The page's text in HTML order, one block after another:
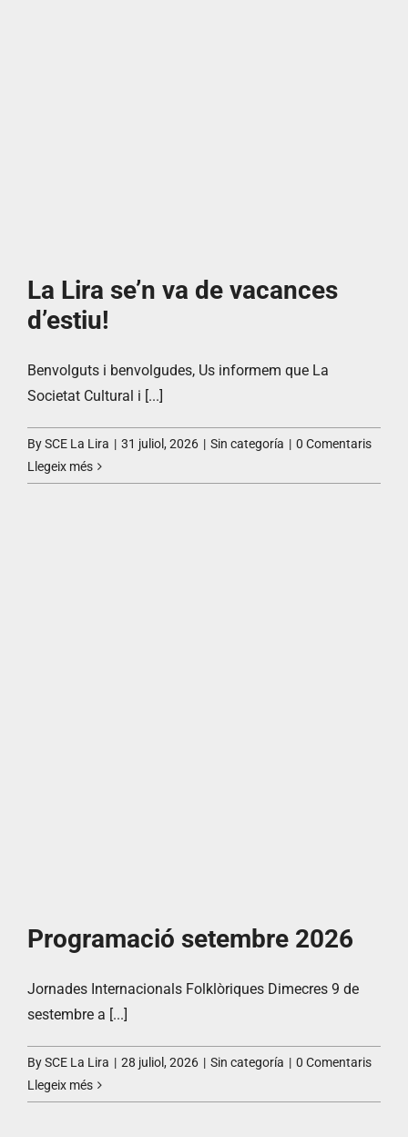
La Lira se’n va de vacances
d’estiu!
Benvolguts i benvolgudes, Us informem que La
Societat Cultural i [...]
BySCE La Lira | 31 juliol, 2026 | Sin categoría | 0 Comentaris
Llegeix més
Programació setembre 2026
Jornades Internacionals Folklòriques Dimecres 9 de
sestembre a [...]
BySCE La Lira | 28 juliol, 2026 | Sin categoría | 0 Comentaris
Llegeix més